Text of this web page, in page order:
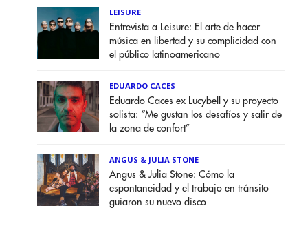
LEISURE
Entrevista a Leisure: El arte de hacer
música en libertad y su complicidad con
el público latinoamericano
EDUARDO CACES
Eduardo Caces ex Lucybell y su proyecto
solista: “Me gustan los desafíos y salir de
la zona de confort”
ANGUS & JULIA STONE
Angus & Julia Stone: Cómo la
espontaneidad y el trabajo en tránsito
guiaron su nuevo disco